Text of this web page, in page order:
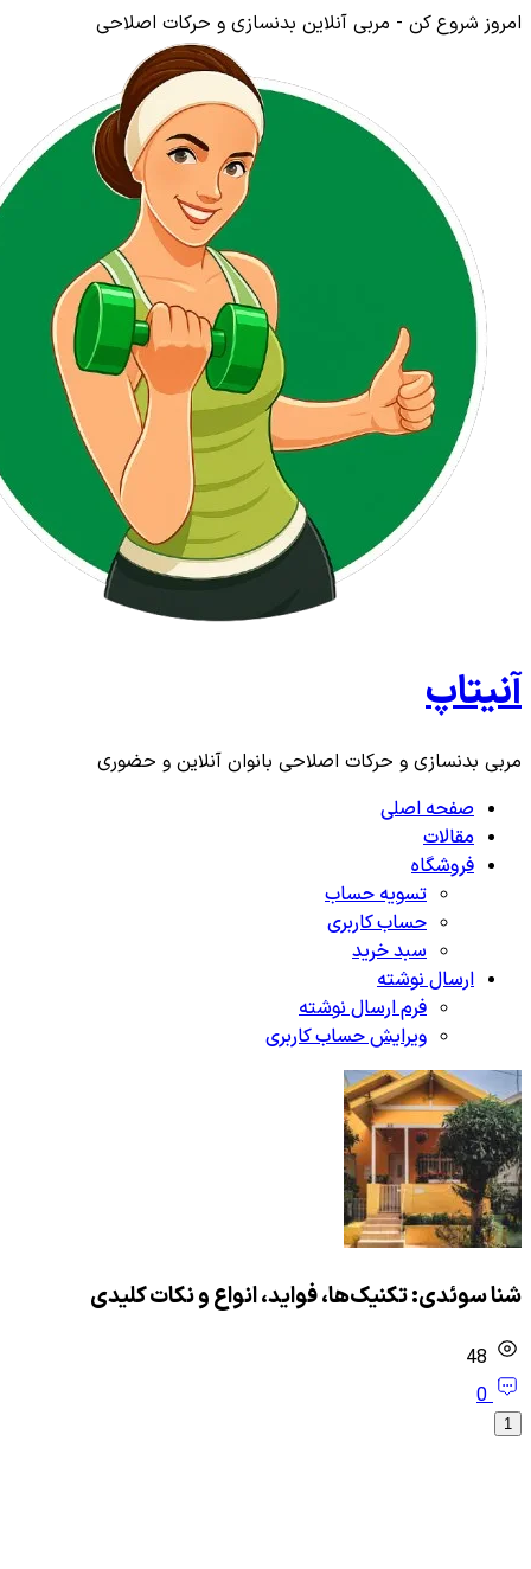
امروز شروع کن - مربی آنلاین بدنسازی و حرکات اصلاحی
آنیتاپ
مربی بدنسازی و حرکات اصلاحی بانوان آنلاین و حضوری
صفحه اصلی
مقالات
فروشگاه
تسویه حساب
حساب کاربری
سبد خرید
ارسال نوشته
فرم ارسال نوشته
ویرایش حساب کاربری
شنا سوئدی: تکنیک‌ها، فواید، انواع و نکات کلیدی
48
0
1